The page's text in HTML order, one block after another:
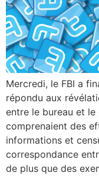
Mercredi, le FBI a
répondu aux
entre le bureau et le
comprenaient des
informations et
correspondance
de plus que des